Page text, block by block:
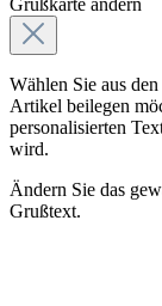
Grußkarte ändern
Wählen Sie aus
Artikel beilegen
personalisierten
wird.
Ändern Sie das
Grußtext.